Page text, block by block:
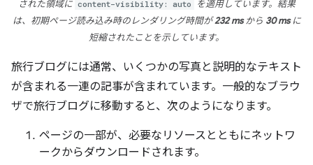
された領域に content-visibility: auto
を適用しています。結果
は、初期ページ読み込み時のレンダリング時間が232 msから 30 msに
短縮されたことを示しています。
旅行ブログには通常、いくつかの写真と説明的なテキスト
が含まれる一連の記事が含まれています。一般的なブラウ
ザで旅行ブログに移動すると、次のようになります。
ページの一部が、必要なリソースとともにネットワ
ークからダウンロードされます。